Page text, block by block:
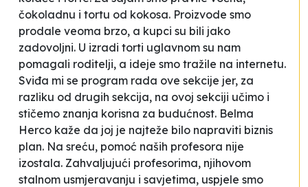
čokoladnu i tortu od kokosa. Proizvode smo
prodale veoma brzo, a kupci su bili jako
zadovoljni. U izradi torti uglavnom su nam
pomagali roditelji, a ideje smo tražile na internetu.
Sviđa mi se program rada ove sekcije jer, za
razliku od drugih sekcija, na ovoj sekciji učimo i
stičemo znanja korisna za budućnost. Belma
Herco kaže da joj je najteže bilo napraviti biznis
plan. Na sreću, pomoć naših profesora nije
izostala. Zahvaljujući profesorima, njihovom
stalnom usmjeravanju i savjetima, uspjele smo